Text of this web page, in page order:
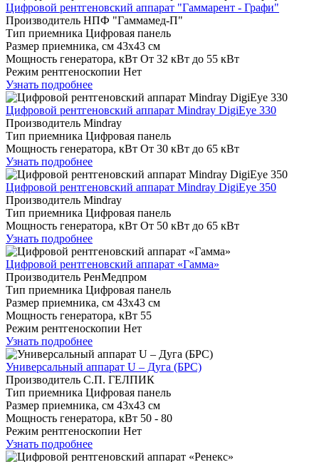
Цифровой рентгеновский аппарат "Гаммарент - Графи"
Производитель НПФ "Гаммамед-П"
Тип приемника Цифровая панель
Размер приемника, см 43х43 см
Мощность генератора, кВт От 32 кВт до 55 кВт
Режим рентгеноскопии Нет
Узнать подробнее
Цифровой рентгеновский аппарат Mindray DigiEye 330
Производитель Mindray
Тип приемника Цифровая панель
Мощность генератора, кВт От 30 кВт до 65 кВт
Узнать подробнее
Цифровой рентгеновский аппарат Mindray DigiEye 350
Производитель Mindray
Тип приемника Цифровая панель
Мощность генератора, кВт От 50 кВт до 65 кВт
Узнать подробнее
Цифровой рентгеновский аппарат «Гамма»
Производитель РенМедпром
Тип приемника Цифровая панель
Размер приемника, см 43х43 см
Мощность генератора, кВт 55
Режим рентгеноскопии Нет
Узнать подробнее
Универсальный аппарат U – Дуга (БРС)
Производитель С.П. ГЕЛПИК
Тип приемника Цифровая панель
Размер приемника, см 43х43 см
Мощность генератора, кВт 50 - 80
Режим рентгеноскопии Нет
Узнать подробнее